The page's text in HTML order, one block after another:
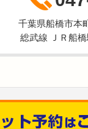
千葉県船橋市本
総武線 ＪＲ船